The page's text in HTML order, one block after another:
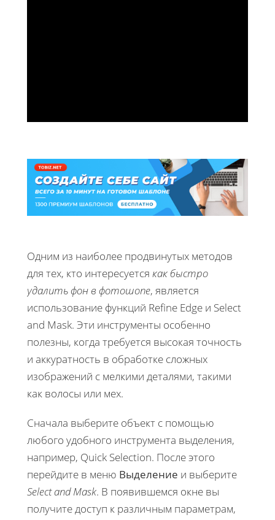
Одним из наиболее продвинутых методов
для тех, кто интересуется как быстро
удалить фон в фотошопе, является
использование функций Refine Edge и Select
and Mask. Эти инструменты особенно
полезны, когда требуется высокая точность
и аккуратность в обработке сложных
изображений с мелкими деталями, такими
как волосы или мех.
Сначала выберите объект с помощью
любого удобного инструмента выделения,
например, Quick Selection. После этого
перейдите в меню Выделение и выберите
Select and Mask. В появившемся окне вы
получите доступ к различным параметрам,